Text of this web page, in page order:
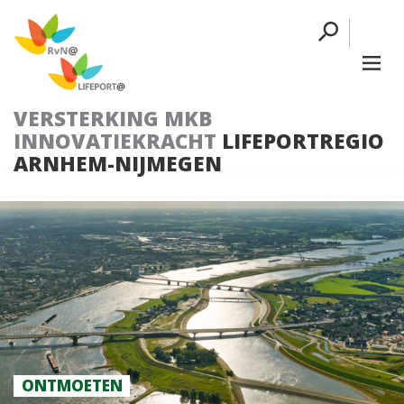
VERSTERKING MKB
INNOVATIEKRACHT LIFEPORTREGIO
ARNHEM-NIJMEGEN
ONTMOETEN